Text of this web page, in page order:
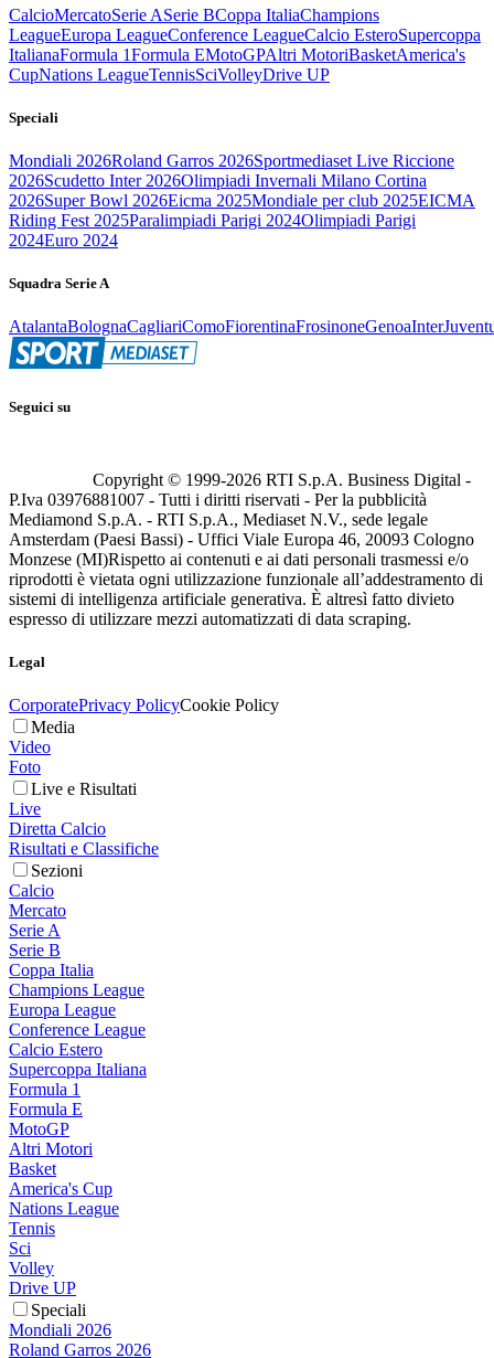
CalcioMercatoSerie ASerie BCoppa ItaliaChampions
LeagueEuropa LeagueConference LeagueCalcio EsteroSupercoppa
ItalianaFormula 1Formula EMotoGPAltri MotoriBasketAmerica's
CupNations LeagueTennisSciVolleyDrive UP
Speciali
Mondiali 2026Roland Garros 2026Sportmediaset Live Riccione
2026Scudetto Inter 2026Olimpiadi Invernali Milano Cortina
2026Super Bowl 2026Eicma 2025Mondiale per club 2025EICMA
Riding Fest 2025Paralimpiadi Parigi 2024Olimpiadi Parigi
2024Euro 2024
Squadra Serie A
AtalantaBolognaCagliariComoFiorentinaFrosinoneGenoaInter
Seguici su
Copyright © 1999-2026 RTI S.p.A. Business Digital -
P.Iva 03976881007 - Tutti i diritti riservati - Per la pubblicità
Mediamond S.p.A. - RTI S.p.A., Mediaset N.V., sede legale
Amsterdam (Paesi Bassi) - Uffici Viale Europa 46, 20093 Cologno
Monzese (MI)Rispetto ai contenuti e ai dati personali trasmessi e/o
riprodotti è vietata ogni utilizzazione funzionale all’addestramento di
sistemi di intelligenza artificiale generativa. È altresì fatto divieto
espresso di utilizzare mezzi automatizzati di data scraping.
Legal
CorporatePrivacy PolicyCookie Policy
Media
Video
Foto
Live e Risultati
Live
Diretta Calcio
Risultati e Classifiche
Sezioni
Calcio
Mercato
Serie A
Serie B
Coppa Italia
Champions League
Europa League
Conference League
Calcio Estero
Supercoppa Italiana
Formula 1
Formula E
MotoGP
Altri Motori
Basket
America's Cup
Nations League
Tennis
Sci
Volley
Drive UP
Speciali
Mondiali 2026
Roland Garros 2026